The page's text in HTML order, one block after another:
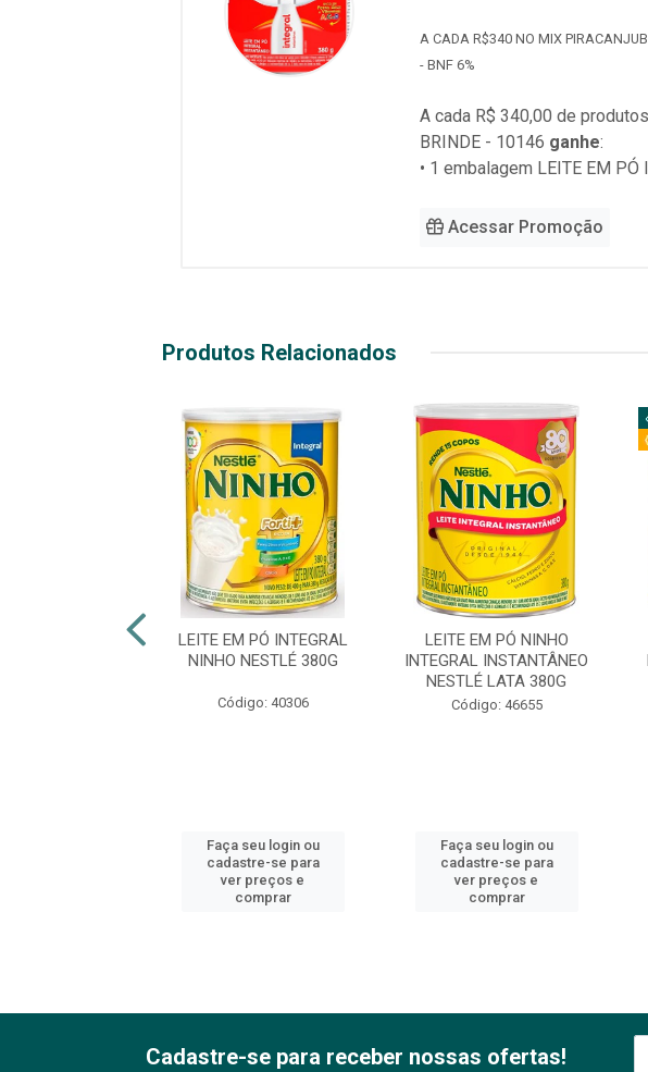
A CADA R$340 NO MIX
- BNF 6%
A cada R$ 340,00 de
BRINDE - 10146 ganhe:
• 1 embalagem LEITE EM
Acessar Promoção
Produtos Relacionados
LEITE EM PÓ INTEGRAL
NINHO NESTLÉ 380G
Código: 40306
Faça seu login ou
cadastre-se para
ver preços e
comprar
LEITE EM PÓ NINHO
INTEGRAL INSTANTÂNEO
NESTLÉ LATA 380G
Código: 46655
Faça seu login ou
cadastre-se para
ver preços e
comprar
Cadastre-se para receber nossas ofertas!